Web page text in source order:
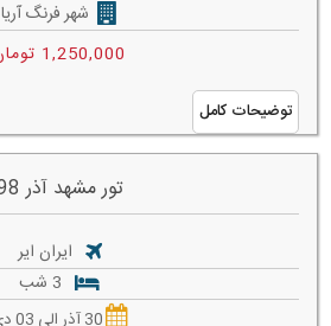
شهر فرنگ آریا
1,250,000 تومان
توضیحات کامل
تور مشهد آذر 98
ایران ایر
30 آذر الی 03 دی